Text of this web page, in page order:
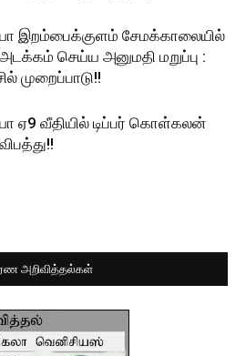
இறம்பைக்குளம் சேமக்காலையில்
செய்ய அனுமதி மறுப்பு :
முறைப்பாடு!!
ஏ9 வீதியில் டிப்பர் கொள்கலன்
அறிவித்தல்கள்